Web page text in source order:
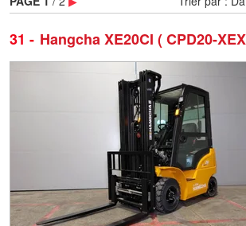
31 Hangcha XE20CI ( CPD20-